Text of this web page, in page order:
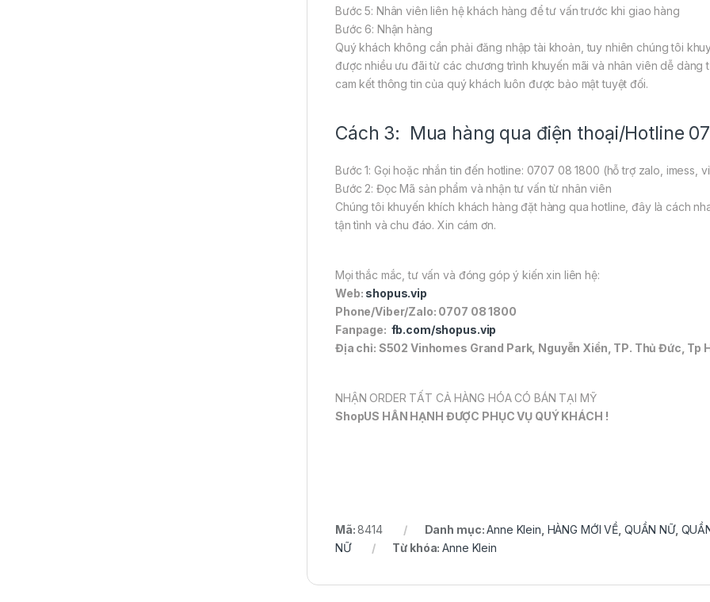
Bước 5: Nhân viên liên hệ khách hàng để tư vấn trước khi giao hàng
Bước 6: Nhận hàng
Quý khách không cần phải đăng nhập tài khoản, tuy nhiên chúng tôi
được nhiều ưu đãi từ các chương trình khuyến mãi và nhân viên dễ
cam kết thông tin của quý khách luôn được bảo mật tuyệt đối.
Cách 3: Mua hàng qua điện thoại/Hotline
Bước 1: Gọi hoặc nhắn tin đến hotline: 0707 08 1800 (hỗ trợ zalo, imess,
Bước 2: Đọc Mã sản phẩm và nhận tư vấn từ nhân viên
Chúng tôi khuyến khích khách hàng đặt hàng qua hotline, đây là cách
tận tình và chu đáo. Xin cám ơn.
Mọi thắc mắc, tư vấn và đóng góp ý kiến xin liên hệ:
Web: shopus.vip
Phone/Viber/Zalo: 0707 08 1800
Fanpage: fb.com/shopus.vip
Địa chỉ: S502 Vinhomes Grand Park, Nguyễn Xiển, TP. Thủ Đức, Tp
NHẬN ORDER TẤT CẢ HÀNG HÓA CÓ BÁN TẠI MỸ
ShopUS HÂN HẠNH ĐƯỢC PHỤC VỤ QUÝ KHÁCH !
Mã:8414 Danh mục:Anne Klein HÀNG MỚI VỀ QUẦN NỮ,
NỮ
Từ khóa:Anne Klein